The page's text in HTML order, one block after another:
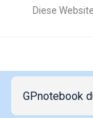
Diese